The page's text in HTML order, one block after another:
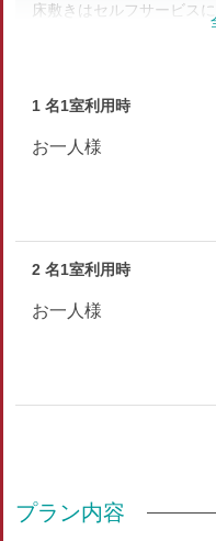
床敷きはセルフサービスに
トイレ/禁煙/インター
レ/山が見える
1 名1室利用時
お一人様
2 名1室利用時
お一人様
プラン内容